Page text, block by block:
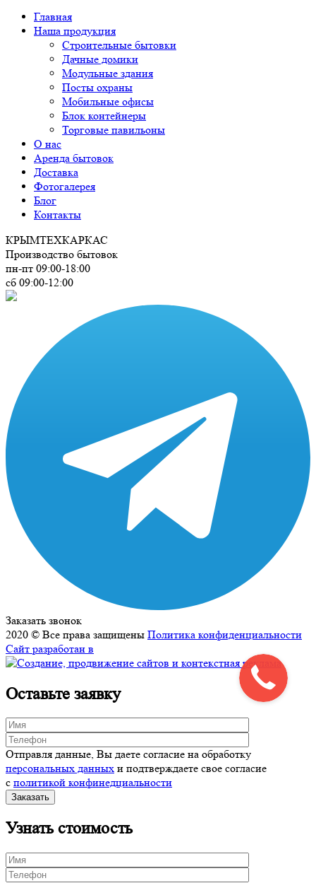
Главная
Наша продукция
Строительные бытовки
Дачные домики
Модульные здания
Посты охраны
Мобильные офисы
Блок контейнеры
Торговые павильоны
О нас
Аренда бытовок
Доставка
Фотогалерея
Блог
Контакты
КРЫМТЕХКАРКАС
Производство бытовок
пн-пт 09:00-18:00
сб 09:00-12:00
Заказать звонок
2020 © Все права защищены Политика конфиденциальности
Сайт разработан в
Оставьте заявку
Отправля данные, Вы даете согласие на обработку
персональных данных и подтверждаете свое согласие
с политикой конфинедциальности
Узнать стоимость